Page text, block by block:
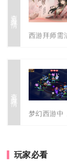
查看详情
玩家必看